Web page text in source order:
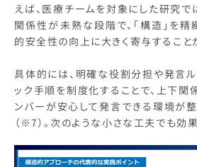
えば、医療チームを対象にした研究で
関係性が未熟な段階で、「構造」を
的安全性の向上に大きく寄与すること
具体的には、明確な役割分担や発言ル
ック手順を制度化することで、上下関
ンバーが安心して発言できる環境が
（※7）。次のような小さな工夫でも効果